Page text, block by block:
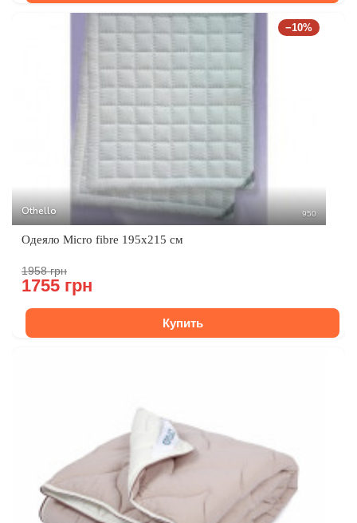
−10%
Othello 950
Одеяло Micro fibre 195х215 см
1958 грн
1755 грн
Купить